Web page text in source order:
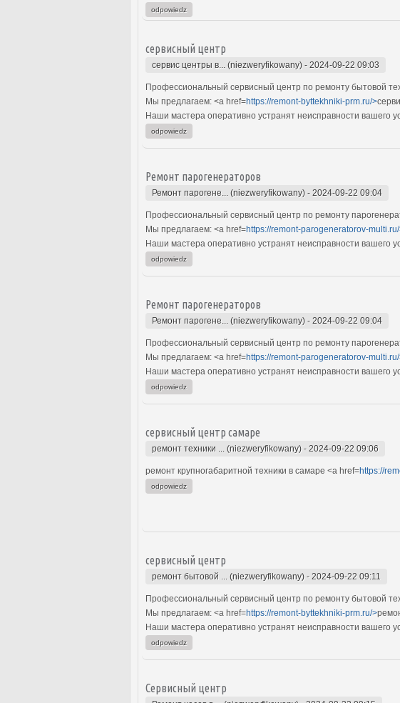
odpowiedz
сервисный центр
сервис центры в... (niezweryfikowany) - 2024-09-22 09:03
Профессиональный сервисный центр по ремонту бытовой
Мы предлагаем: <a href=https://remont-byttekhniki-prm.ru/>
Наши мастера оперативно устранят неисправности вашего
odpowiedz
Ремонт парогенераторов
Ремонт парогене... (niezweryfikowany) - 2024-09-22 09:04
Профессиональный сервисный центр по ремонту
Мы предлагаем: <a href=https://remont-parogeneratorov-
Наши мастера оперативно устранят неисправности вашего
odpowiedz
Ремонт парогенераторов
Ремонт парогене... (niezweryfikowany) - 2024-09-22 09:04
Профессиональный сервисный центр по ремонту
Мы предлагаем: <a href=https://remont-parogeneratorov-
Наши мастера оперативно устранят неисправности вашего
odpowiedz
сервисный центр самаре
ремонт техники ... (niezweryfikowany) - 2024-09-22 09:06
ремонт крупногабаритной техники в самаре <a href=https://
odpowiedz
сервисный центр
ремонт бытовой ... (niezweryfikowany) - 2024-09-22 09:11
Профессиональный сервисный центр по ремонту бытовой
Мы предлагаем: <a href=https://remont-byttekhniki-prm.ru/>
Наши мастера оперативно устранят неисправности вашего
odpowiedz
Сервисный центр